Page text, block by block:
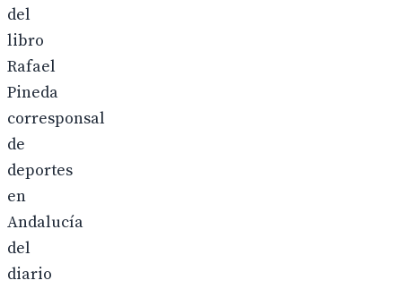
del
libro
Rafael
Pineda
corresponsal
de
deportes
en
Andalucía
del
diario